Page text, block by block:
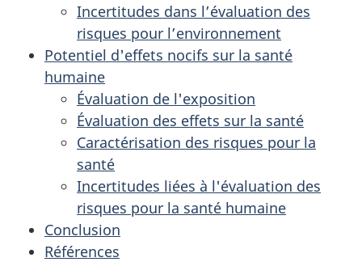
Incertitudes dans l’évaluation des
risques pour l’environnement
Potentiel d'effets nocifs sur la santé
humaine
Évaluation de l'exposition
Évaluation des effets sur la santé
Caractérisation des risques pour la
santé
Incertitudes liées à l'évaluation des
risques pour la santé humaine
Conclusion
Références